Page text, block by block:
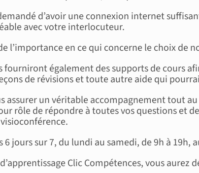
d’avoir une connexion internet
avec votre interlocuteur.
l’importance en ce qui concerne le choix de
fourniront également des supports de cours
de révisions et toute autre aide qui
assurer un véritable accompagnement tout
rôle de répondre à toutes vos questions et
6 jours sur 7, du lundi au samedi, de 9h à 19h,
Clic Compétences, vous